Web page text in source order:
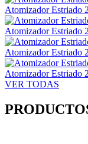
Atomizador Estriado
Atomizador Estriado
Atomizador Estriado
Atomizador Estriado
VER TODAS